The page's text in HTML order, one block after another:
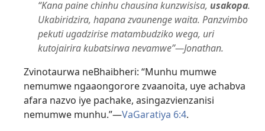
“Kana paine chinhu chausina kunzwisisa, usakopa.
Ukabiridzira, hapana zvaunenge waita. Panzvimbo
pekuti ugadzirise matambudziko wega, uri
kutojairira kubatsirwa nevamwe”—Jonathan.
Zvinotaurwa neBhaibheri: “Munhu mumwe
nemumwe ngaaongorore zvaanoita, uye achabva
afara nazvo iye pachake, asingazvienzanisi
nemumwe munhu.”—VaGaratiya 6:4.